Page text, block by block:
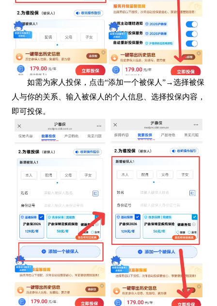
如需为家人投保，点击“添加一个被保人”→选择被保
人与你的关系、输入被保人的个人信息、选择投保内容，
即可投保。